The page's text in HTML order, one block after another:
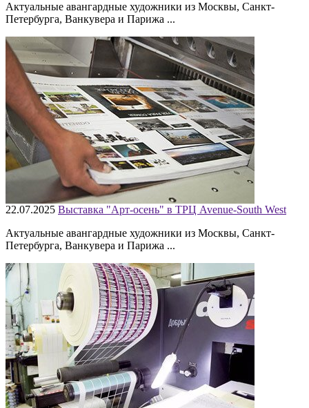
Актуальные авангардные художники из Москвы, Санкт-
Петербурга, Ванкувера и Парижа ...
22.07.2025 Выставка "Арт-осень" в ТРЦ Avenue-South West
Актуальные авангардные художники из Москвы, Санкт-
Петербурга, Ванкувера и Парижа ...